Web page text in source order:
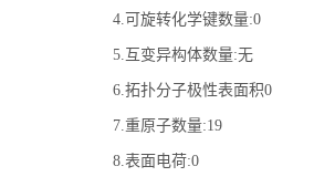
4.可旋转化学键数量:0
5.互变异构体数量:无
6.拓扑分子极性表面积0
7.重原子数量:19
8.表面电荷:0